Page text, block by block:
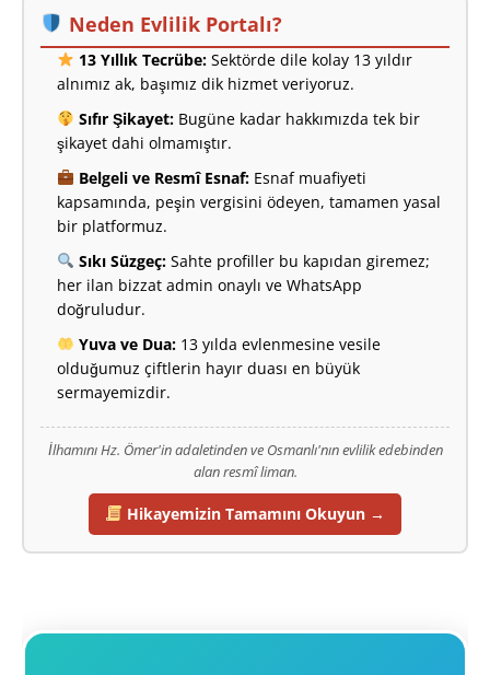
Neden Evlilik Portalı?
13 Yıllık Tecrübe:Sektörde dile kolay 13 yıldır
alnımız ak, başımız dik hizmet veriyoruz.
Sıfır Şikayet:Bugüne kadar hakkımızda tek bir
şikayet dahi olmamıştır.
Belgeli ve Resmî Esnaf:Esnaf muafiyeti
kapsamında, peşin vergisini ödeyen, tamamen yasal
bir platformuz.
Sıkı Süzgeç:Sahte profiller bu kapıdan giremez;
her ilan bizzat admin onaylı ve WhatsApp
doğruludur.
Yuva ve Dua:13 yılda evlenmesine vesile
olduğumuz çiftlerin hayır duası en büyük
sermayemizdir.
İlhamını Hz. Ömer'in adaletinden ve Osmanlı'nın evlilik edebinden
alan resmî liman.
Hikayemizin Tamamını Okuyun →